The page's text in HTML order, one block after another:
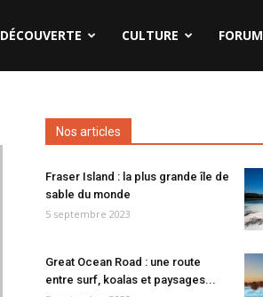
DÉCOUVERTE CULTURE FORUM
Nos articles
Fraser Island : la plus grande île de
sable du monde
5 septembre 2023
Great Ocean Road : une route
entre surf, koalas et paysages...